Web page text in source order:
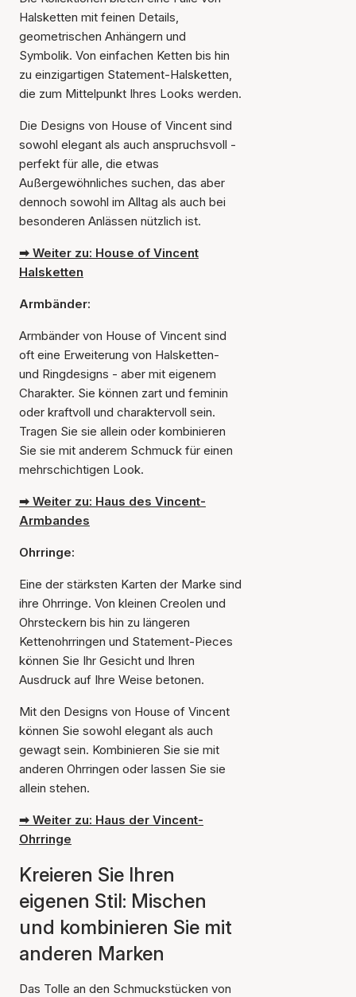
Halsketten mit feinen Details,
geometrischen Anhängern und
Symbolik. Von einfachen Ketten bis hin
zu einzigartigen Statement-Halsketten,
die zum Mittelpunkt Ihres Looks werden.
Die Designs von House of Vincent sind
sowohl elegant als auch anspruchsvoll -
perfekt für alle, die etwas
Außergewöhnliches suchen, das aber
dennoch sowohl im Alltag als auch bei
besonderen Anlässen nützlich ist.
➡ Weiter zu: House of Vincent
Halsketten
Armbänder:
Armbänder von House of Vincent sind
oft eine Erweiterung von Halsketten-
und Ringdesigns - aber mit eigenem
Charakter. Sie können zart und feminin
oder kraftvoll und charaktervoll sein.
Tragen Sie sie allein oder kombinieren
Sie sie mit anderem Schmuck für einen
mehrschichtigen Look.
➡ Weiter zu: Haus des Vincent-
Armbandes
Ohrringe:
Eine der stärksten Karten der Marke sind
ihre Ohrringe. Von kleinen Creolen und
Ohrsteckern bis hin zu längeren
Kettenohrringen und Statement-Pieces
können Sie Ihr Gesicht und Ihren
Ausdruck auf Ihre Weise betonen.
Mit den Designs von House of Vincent
können Sie sowohl elegant als auch
gewagt sein. Kombinieren Sie sie mit
anderen Ohrringen oder lassen Sie sie
allein stehen.
➡ Weiter zu: Haus der Vincent-
Ohrringe
Kreieren Sie Ihren
eigenen Stil: Mischen
und kombinieren Sie mit
anderen Marken
Das Tolle an den Schmuckstücken von